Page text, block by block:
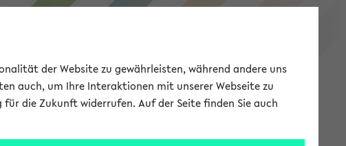
eKVV
der Website zu gewährleisten, während andere uns
auch, um Ihre Interaktionen mit unserer Webseite zu
die Zukunft widerrufen. Auf der Seite finden Sie auch